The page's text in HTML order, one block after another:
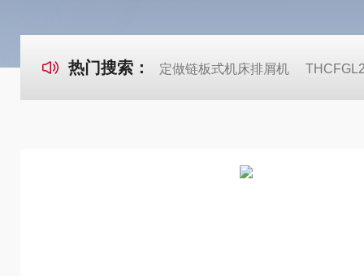
热门搜索： 定做链板式机床排屑机